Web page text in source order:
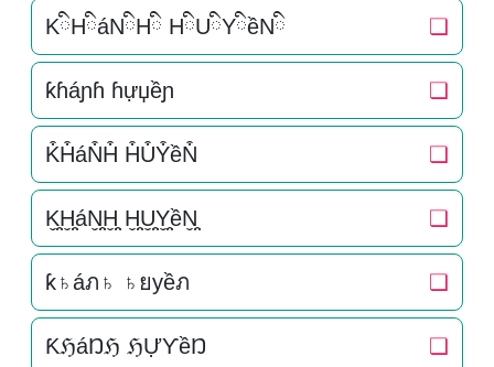
KིHིáNིHི HིUིYིềNི ❏
ƙɦáɲɦ ɦựџềɲ ❏
K͒H͒áN͒H͒ H͒U͒Y͒ềN͒ ❏
K̬̤̯H̬̤̯áN̬̤̯H̬̤̯ H̬̤̯U̬̤̯Y̬̤̯ềN̬̤̯ ❏
ƙ♄áภ♄ ♄ยyềภ ❏
ƘℌáŊℌ ℌỰƳềŊ ❏